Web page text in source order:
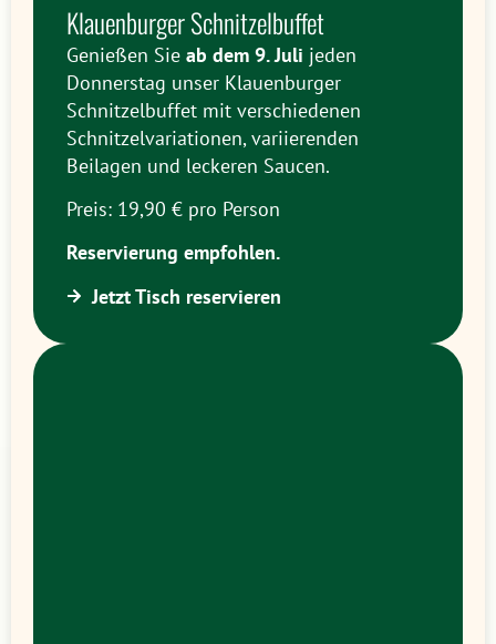
Klauenburger Schnitzelbuffet
Genießen Sie ab dem 9. Juli jeden
Donnerstag unser Klauenburger
Schnitzelbuffet mit verschiedenen
Schnitzelvariationen, variierenden
Beilagen und leckeren Saucen.
Preis: 19,90 € pro Person
Reservierung empfohlen.
Jetzt Tisch reservieren